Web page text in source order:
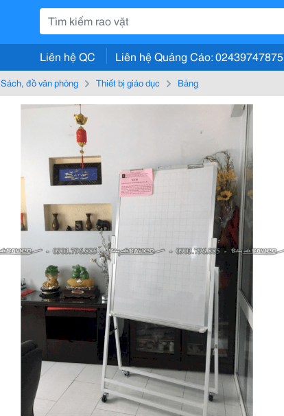
Liên hệ QC Liên hệ Quảng Cáo: 02439747875
Sách, đồ văn phòng Thiết bị giáo dục Bảng